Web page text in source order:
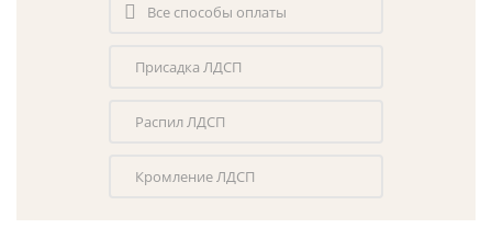
Все способы оплаты
Присадка ЛДСП
Распил ЛДСП
Кромление ЛДСП